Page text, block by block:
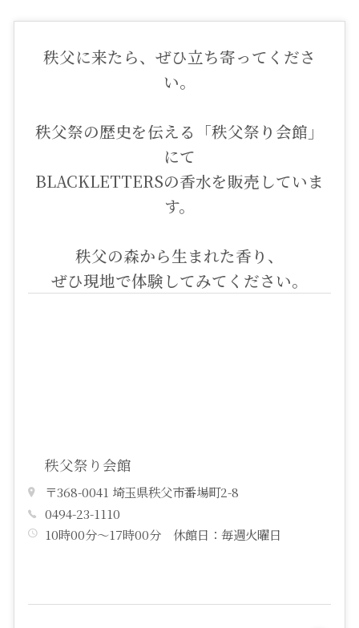
秩父に来たら、ぜひ立ち寄ってくださ
い。
秩父祭の歴史を伝える「秩父祭り会館」
にて
BLACKLETTERSの香水を販売していま
す。
秩父の森から生まれた香り、
ぜひ現地で体験してみてください。
秩父祭り会館
〒368-0041 埼玉県秩父市番場町2-8
0494-23-1110
10時00分～17時00分 休館日：毎週火曜日